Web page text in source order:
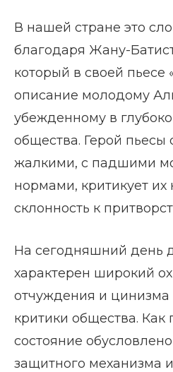
В нашей стране это
благодаря Жану-
который в своей пьесе
описание молодому
убежденному в
общества. Герой пьесы
жалкими, с падшими
нормами, критикует их
склонность к
На сегодняшний день
характерен широкий
отчуждения и цинизма
критики общества. Как
состояние
защитного механизма